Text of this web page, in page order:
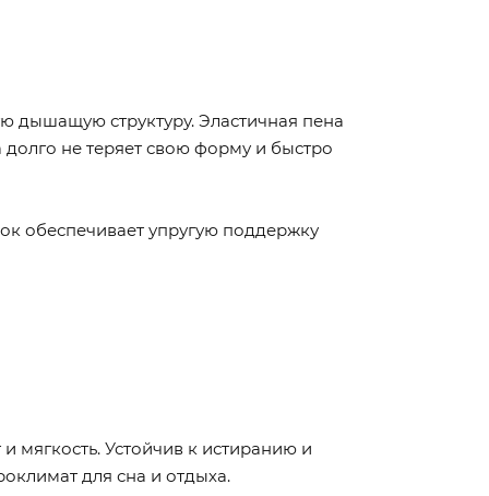
дышащую структуру. Эластичная пена
не теряет свою форму и быстро
обеспечивает упругую поддержку
мягкость. Устойчив к истиранию и
для сна и отдыха.